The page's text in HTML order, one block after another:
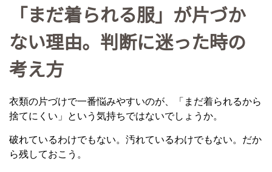
「まだ着られる服」が片づか
ない理由。判断に迷った時の
考え方
衣類の片づけで一番悩みやすいのが、「まだ着られるから
捨てにくい」という気持ちではないでしょうか。
破れているわけでもない。汚れているわけでもない。だか
ら残しておこう。